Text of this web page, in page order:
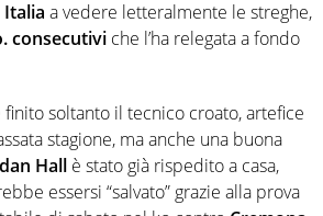
Italia a vedere letteralmente le streghe,
consecutivi che l’ha relegata a fondo
finito soltanto il tecnico croato, artefice
stagione, ma anche una buona
Hall è stato già rispedito a casa,
essersi “salvato” grazie alla prova